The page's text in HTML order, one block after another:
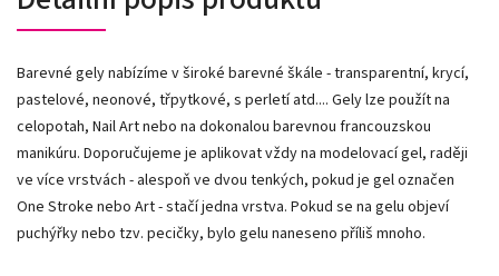
Barevné gely nabízíme v široké barevné škále - transparentní, krycí,
pastelové, neonové, třpytkové, s perletí atd.... Gely lze použít na
celopotah, Nail Art nebo na dokonalou barevnou francouzskou
manikúru. Doporučujeme je aplikovat vždy na modelovací gel, raději
ve více vrstvách - alespoň ve dvou tenkých, pokud je gel označen
One Stroke nebo Art - stačí jedna vrstva. Pokud se na gelu objeví
puchýřky nebo tzv. pecičky, bylo gelu naneseno příliš mnoho.